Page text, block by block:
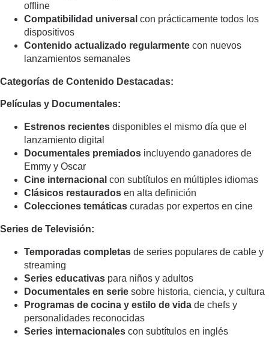
offline
Compatibilidad universal con prácticamente todos los
dispositivos
Contenido actualizado regularmente con nuevos
lanzamientos semanales
Categorías de Contenido Destacadas:
Películas y Documentales:
Estrenos recientes disponibles el mismo día que el
lanzamiento digital
Documentales premiados incluyendo ganadores de
Emmy y Oscar
Cine internacional con subtítulos en múltiples idiomas
Clásicos restaurados en alta definición
Colecciones temáticas curadas por expertos en cine
Series de Televisión:
Temporadas completas de series populares de cable y
streaming
Series educativas para niños y adultos
Documentales en serie sobre historia, ciencia, y cultura
Programas de cocina y estilo de vida de chefs y
personalidades reconocidas
Series internacionales con subtítulos en inglés